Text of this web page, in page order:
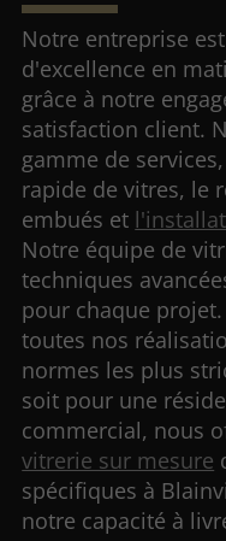
Notre entreprise
d'excellence en
grâce à notre
satisfaction client.
gamme de
rapide de vitres, le
embués et
Notre équipe de
techniques
pour chaque
toutes nos
normes les plus
soit pour une
commercial, nous
vitrerie sur mesure
spécifiques à
notre capacité à